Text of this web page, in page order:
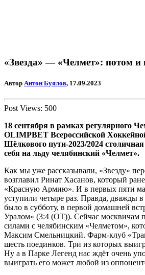
«Звезда» — «Челмет»: потом и
Автор Антон Буялов, 17.09.2023
Post Views: 500
18 сентября в рамках регулярного
OLIMPBET Всероссийской
Шёлкового пути-2023/2024
себя на льду челябинский «Челмет».
Как мы уже рассказывали, «Звезду»
возглавил Ринат Хасанов, который
«Красную Армию». И в первых пяти
уступили четыре раз. Правда, дважды
было в субботу, в первой домашней
Уралом» (3:4 (ОТ)). Сейчас москвичам
силами с челябинским «Челметом»,
Максим Смельницкий. Фарм-клуб
шесть поединков. Три из которых
Ну а в Парке Легенд нас ждёт очень
выиграть его может любой из